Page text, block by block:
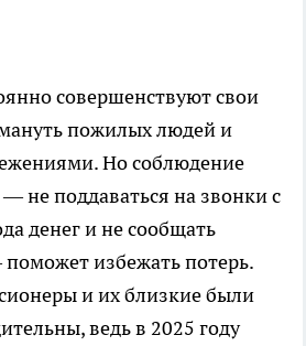
совершенствуют свои
пожилых людей и
Но соблюдение
не поддаваться на звонки с
денег и не сообщать
избежать потерь.
и их близкие были
ведь в 2025 году